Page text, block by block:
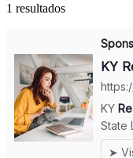
1 resultados